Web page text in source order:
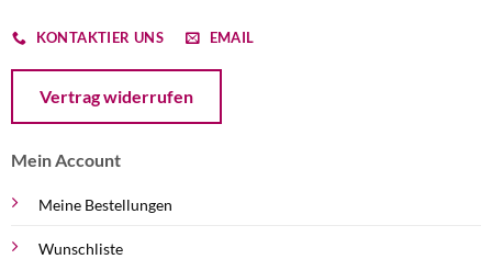
KONTAKTIER UNS EMAIL
Vertrag widerrufen
Mein Account
Meine Bestellungen
Wunschliste